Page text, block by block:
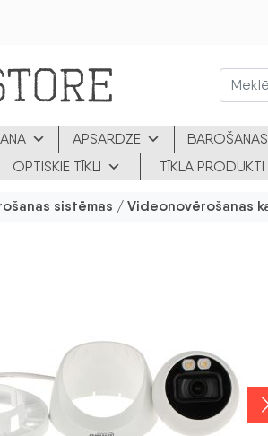
APSARDZE
OPTISKIE TĪKLI TĪKLA PRODUKTI
sistēmas / Videonovērošanas